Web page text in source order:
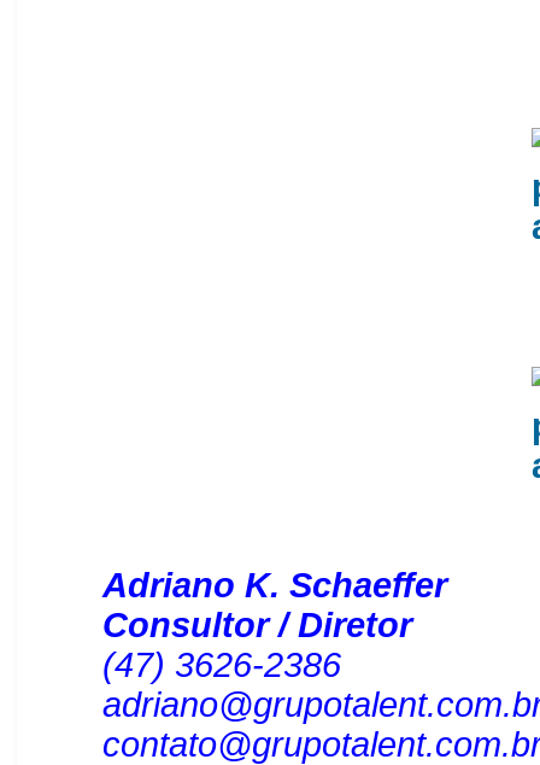
Adriano K. Schaeffer
Consultor / Diretor
(47) 3626-2386